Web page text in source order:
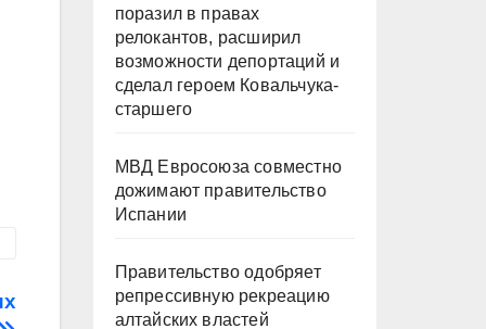
поразил в правах
релокантов, расширил
возможности депортаций и
сделал героем Ковальчука-
старшего
МВД Евросоюза совместно
дожимают правительство
Испании
Правительство одобряет
репрессивную рекреацию
алтайских властей